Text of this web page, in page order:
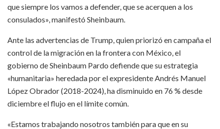
que siempre los vamos a defender, que se acerquen a los
consulados», manifestó Sheinbaum.
Ante las advertencias de Trump, quien priorizó en campaña el
control de la migración en la frontera con México, el
gobierno de Sheinbaum Pardo defiende que su estrategia
«humanitaria» heredada por el expresidente Andrés Manuel
López Obrador (2018-2024), ha disminuido en 76 % desde
diciembre el flujo en el límite común.
«Estamos trabajando nosotros también para que en su